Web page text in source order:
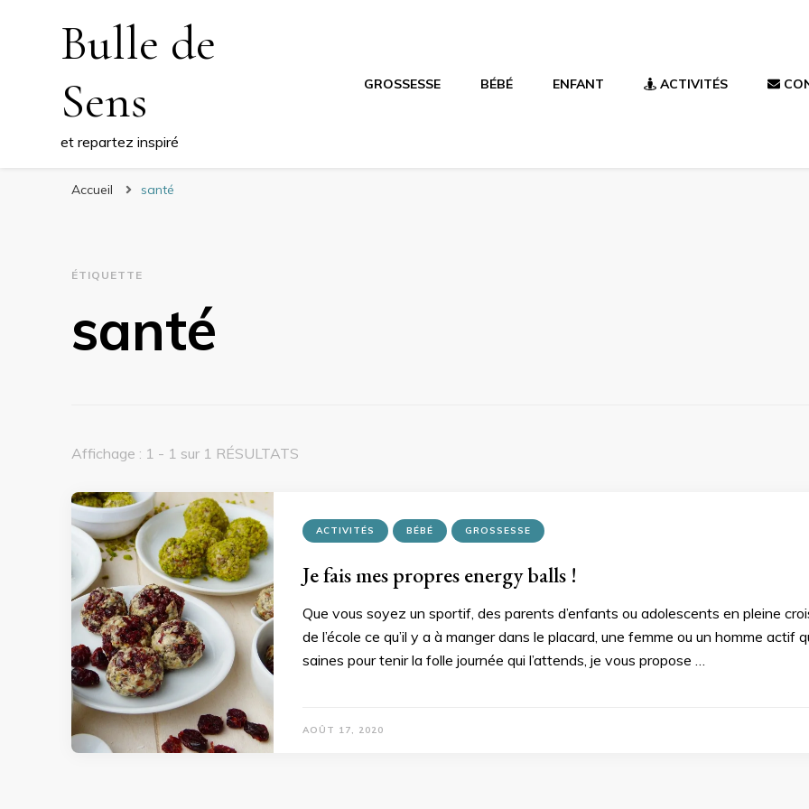
Bulle de
Sens
et repartez inspiré
GROSSESSE BÉBÉ ENFANT ACTIVITÉS
Accueil santé
ÉTIQUETTE
santé
Affichage : 1 - 1 sur 1 RÉSULTATS
ACTIVITÉS BÉBÉ GROSSESSE
Je fais mes propres energy balls !
Que vous soyez un sportif, des parents d’enfants ou adolescents en pleine
de l’école ce qu’il y a à manger dans le placard, une femme ou un homme
saines pour tenir la folle journée qui l’attends, je vous propose …
AOÛT 17, 2020